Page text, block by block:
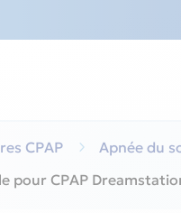
CPAP 5 Apnée du
pour CPAP